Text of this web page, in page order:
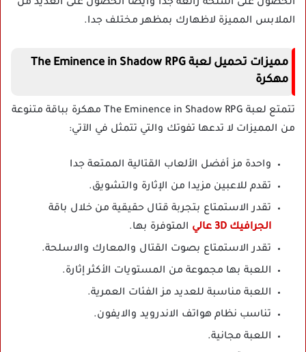
الحصول على أسلحة رائعة جدا وأيضا الحصول على العديد من
الملابس المميزة لاظهارك بمظهر مختلف جدا.
مميزات تحميل لعبة The Eminence in Shadow RPG
مهكرة
تتمتع لعبة The Eminence in Shadow RPG مهكرة بباقة متنوعة
من المميزات لا تدعها تفوتك والتي تتمثل في الآتي:
واحدة مز أفضل الألعاب القتالية الممتعة جدا
تقدم للاعبين مزيدا من الإثارة والتشويق.
تقدر الاستمتاع بتجربة قتال حقيقية من خلال باقة
الجرافيك 3D عالي
المتوفرة بها.
تقدر الاستمتاع بصوت القتال والمعارك والاسلحة.
اللعبة بها مجموعة من المستويات الأكثر إثارة.
اللعبة مناسبة للعديد مز الفئات العمرية.
تناسب نظام هواتف الاندرويد والايفون.
اللعبة مجانية.